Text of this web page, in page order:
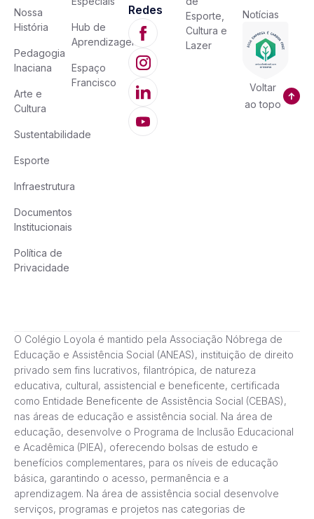
Nossa
História
Pedagogia
Inaciana
Arte e
Cultura
Sustentabilidade
Esporte
Infraestrutura
Documentos
Institucionais
Política de
Privacidade
Hub de
Aprendizagem
Espaço
Francisco
Redes
Esporte,
Cultura e
Lazer
Notícias
Voltar
ao topo
O Colégio Loyola é mantido pela Associação Nóbrega de
Educação e Assistência Social (ANEAS), instituição de direito
privado sem fins lucrativos, filantrópica, de natureza
educativa, cultural, assistencial e beneficente, certificada
como Entidade Beneficente de Assistência Social (CEBAS),
nas áreas de educação e assistência social. Na área de
educação, desenvolve o Programa de Inclusão Educacional
e Acadêmica (PIEA), oferecendo bolsas de estudo e
benefícios complementares, para os níveis de educação
básica, garantindo o acesso, permanência e a
aprendizagem. Na área de assistência social desenvolve
serviços, programas e projetos nas categorias de